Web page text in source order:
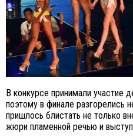
В конкурсе принимали участие
поэтому в финале разгорелись
пришлось блистать не только
жюри пламенной речью и